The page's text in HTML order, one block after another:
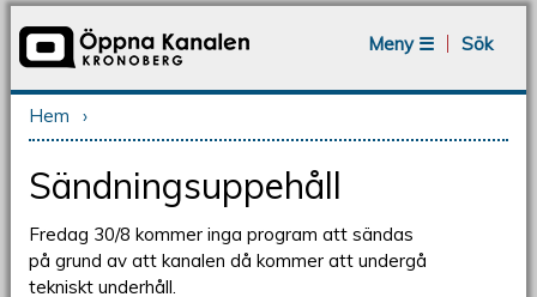
Meny ☰
Sök
Du är här
Hem ›
Sändningsuppehåll
Fredag 30/8 kommer inga program att sändas
på grund av att kanalen då kommer att undergå
tekniskt underhåll.